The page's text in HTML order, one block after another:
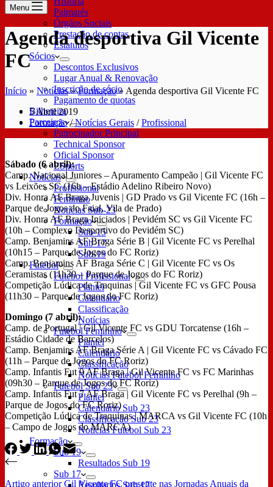
Palmarés
Órgãos Sociais
Prestação de contas
Estatutos
Sócios
Descontos Exclusivos
Lugar Anual & Renovação
Inscrição de sócio
Pagamento de quotas
Bilheteira
Parceiros
Patrocinador Principal
Technical Sponsor
Oficial Sponsor
ESports
Notícias
Profissional
Feminino
Notícias Sub-23
Formação
Sub-15
Sub-17
Sub-19
Futebol
Futebol Profissional
Plantel
Calendário
Classificação
Notícias
Futebol Feminino
Plantel
Calendário
Classificação
Notícias Futebol Feminino
Futebol Sub 23
Plantel
Calendário Sub 23
Classificação Sub 23
Notícias Futebol Sub 23
Formação
Sub 19
Resultados Sub 19
Sub 17
Resultados Sub 17
Menu
Agenda desportiva Gil Vicente
FC
Início » Notícias»Formação» Agenda desportiva Gil Vicente FC
5 Abril 2019
Formação/Notícias Gerais /Profissional
Sábado (6 abril):
Camp. Nacional Juniores – Apuramento Campeão | Gil Vicente FC
vs Leixões SC (16h – Estádio Adelino Ribeiro Novo)
Div. Honra AF Braga Juvenis | GD Prado vs Gil Vicente FC (16h –
Parque de Jogos do Faial, Vila de Prado)
Div. Honra AF Braga Iniciados | Pevidém SC vs Gil Vicente FC
(10h – Complexo Desportivo do Pevidém SC)
Camp. Benjamins AF Braga Série B | Gil Vicente FC vs Perelhal
(10h15 – Parque de Jogos do FC Roriz)
Camp. Benjamins AF Braga Série C | Gil Vicente FC vs Os
Ceramistas (11h30 – Parque de Jogos do FC Roriz)
Competição Lúdica de Traquinas | Gil Vicente FC vs GFC Pousa
(11h30 – Parque de Jogos do FC Roriz)
Domingo (7 abril):
Camp. de Portugal | Gil Vicente FC vs GDU Torcatense (16h –
Estádio Cidade de Barcelos)
Camp. Benjamins AF Braga Série A | Gil Vicente FC vs Cávado FC
(11h – Parque de Jogos do FC Roriz)
Camp. Infantis Fut 9 AF Braga | Gil Vicente FC vs FC Marinhas
(09h30 – Parque de Jogos do FC Roriz)
Camp. Infantis Fut 7 AF Braga | Gil Vicente FC vs Perelhal (9h –
Parque de Jogos do FC Roriz)
Competição Lúdica de Traquinas | MARCA vs Gil Vicente FC (10h
– Campo de Jogos do MARCA)
Artigo anteriorGil Vicente FC presente nas Jornadas Anuais da